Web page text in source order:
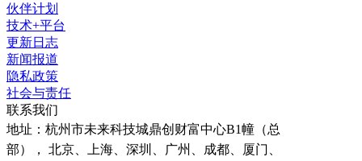
伙伴计划
技术+平台
更新日志
新闻报道
隐私政策
社会与责任
联系我们
地址： 杭州市未来科技城鼎创财富中心B1幢（总
部）， 北京、上海、深圳、广州、成都、厦门、